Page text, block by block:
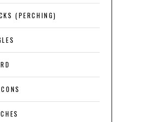
(PERCHING)